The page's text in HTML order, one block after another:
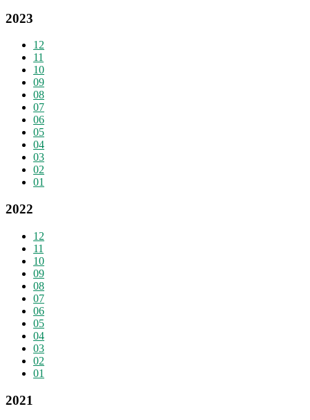
2023
12
11
10
09
08
07
06
05
04
03
02
01
2022
12
11
10
09
08
07
06
05
04
03
02
01
2021